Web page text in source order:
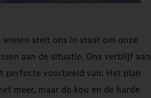
stelt ons in staat om onze
aan de situatie. Ons verblijf aan
perfecte voorbeeld van. Het plan
meer, maar de kou en de harde